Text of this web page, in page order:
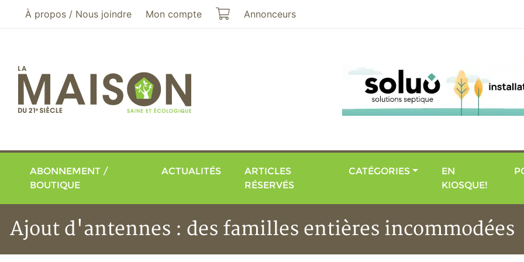
Aller au menu principal
Aller au contenu principal
À propos / Nous joindre Mon compte Mon panier
Annonceurs
ABONNEMENT /
BOUTIQUE
ACTUALITÉS
ARTICLES
RÉSERVÉS
CATÉGORIES
EN
KIOSQUE!
Ajout d'antennes : des familles entières incommodées